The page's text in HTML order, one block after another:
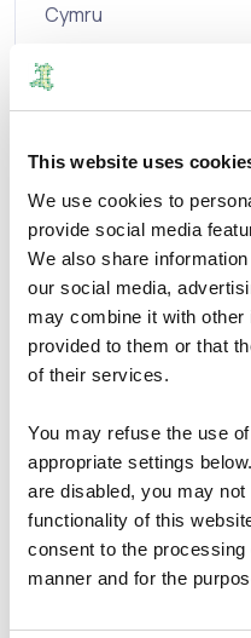
This website uses
We use cookies to
provide social media
We also share
our social media,
may combine it with other
provided to them or that
of their services.
You may refuse the use
appropriate settings
are disabled, you may
functionality of this
consent to the
manner and for the
Cymru
07/01/2016
Adroddiad
Adroddiadau Blynyddol
Mae’r adroddiad hwn
ddaeth i ben ar 31
Cod Ymarfer ar
Corfforaethol